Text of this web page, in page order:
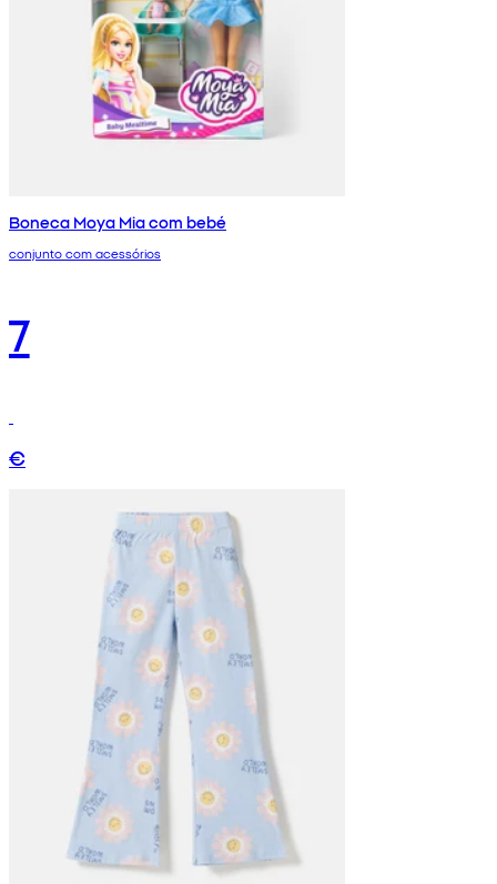
Boneca Moya Mia com bebé
conjunto com acessórios
7
€